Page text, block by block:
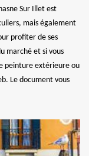
Sur Illet est
mais également
profiter de ses
marché et si vous
peinture extérieure ou
Le document vous